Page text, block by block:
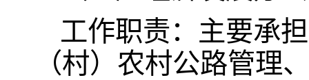
工作职责：主要承
（村）农村公路管理